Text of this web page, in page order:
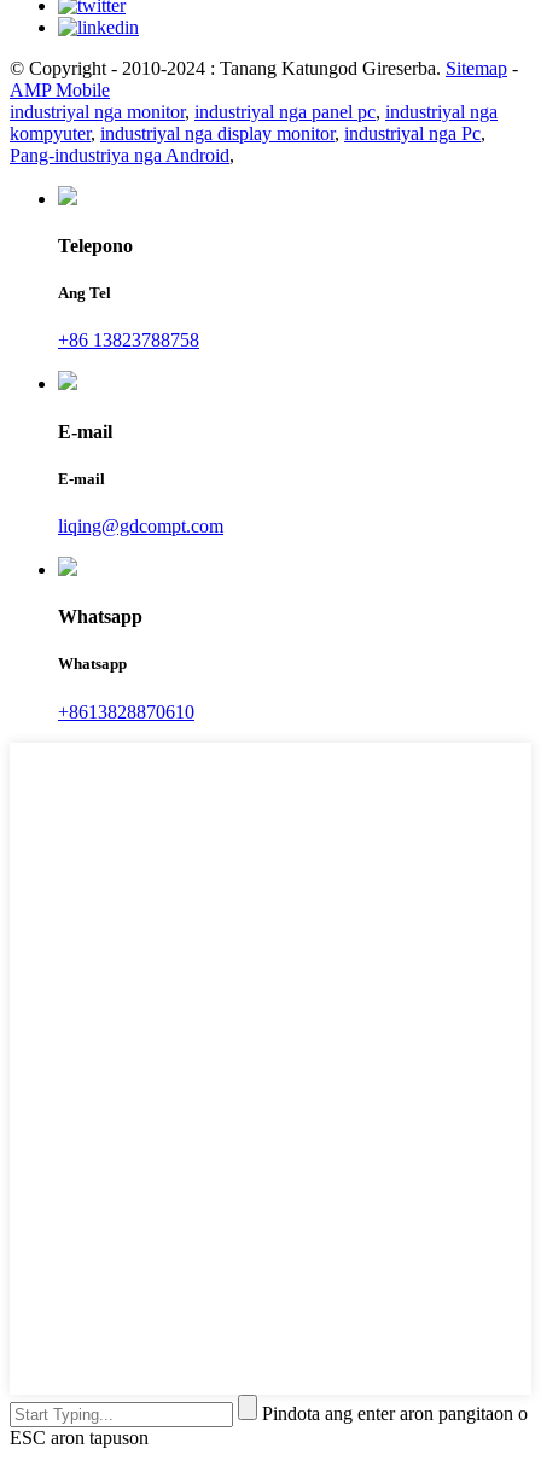
© Copyright - 2010-2024 : Tanang Katungod Gireserba. Sitemap -
AMP Mobile
industriyal nga monitor, industriyal nga panel pc, industriyal nga
kompyuter, industriyal nga display monitor, industriyal nga Pc,
Pang-industriya nga Android,
Telepono
Ang Tel
+86 13823788758
E-mail
E-mail
liqing@gdcompt.com
Whatsapp
Whatsapp
+8613828870610
Pindota ang enter aron pangitaon o
ESC aron tapuson